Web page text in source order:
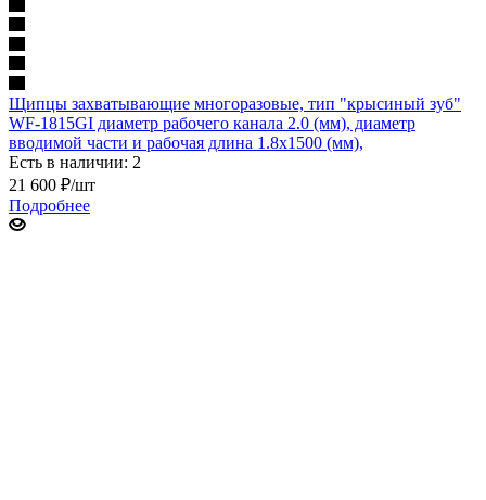
Щипцы захватывающие многоразовые, тип "крысиный зуб"
WF-1815GI диаметр рабочего канала 2.0 (мм), диаметр
вводимой части и рабочая длина 1.8х1500 (мм),
Есть в наличии: 2
21 600 ₽/шт
Подробнее